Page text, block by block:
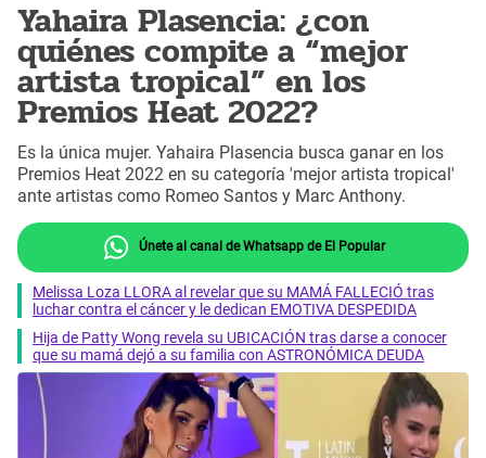
Yahaira Plasencia: ¿con
quiénes compite a “mejor
artista tropical” en los
Premios Heat 2022?
Es la única mujer. Yahaira Plasencia busca ganar en los
Premios Heat 2022 en su categoría 'mejor artista tropical'
ante artistas como Romeo Santos y Marc Anthony.
Únete al canal de Whatsapp de El Popular
Melissa Loza LLORA al revelar que su MAMÁ FALLECIÓ tras
luchar contra el cáncer y le dedican EMOTIVA DESPEDIDA
Hija de Patty Wong revela su UBICACIÓN tras darse a conocer
que su mamá dejó a su familia con ASTRONÓMICA DEUDA